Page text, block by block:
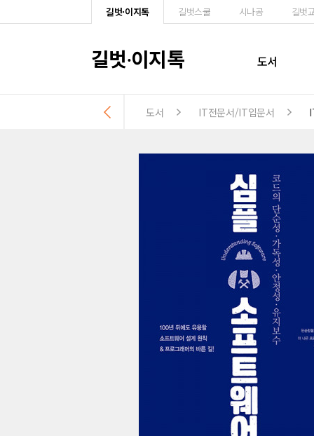
길벗·이지톡 길벗스쿨 시나공 길벗
길벗·이지톡 도서
도서 IT전문서/IT입문서